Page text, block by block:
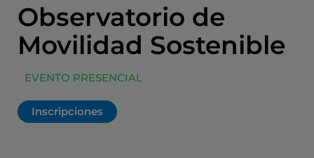
Observatorio de
Movilidad Sostenible
EVENTO PRESENCIAL
Inscripciones